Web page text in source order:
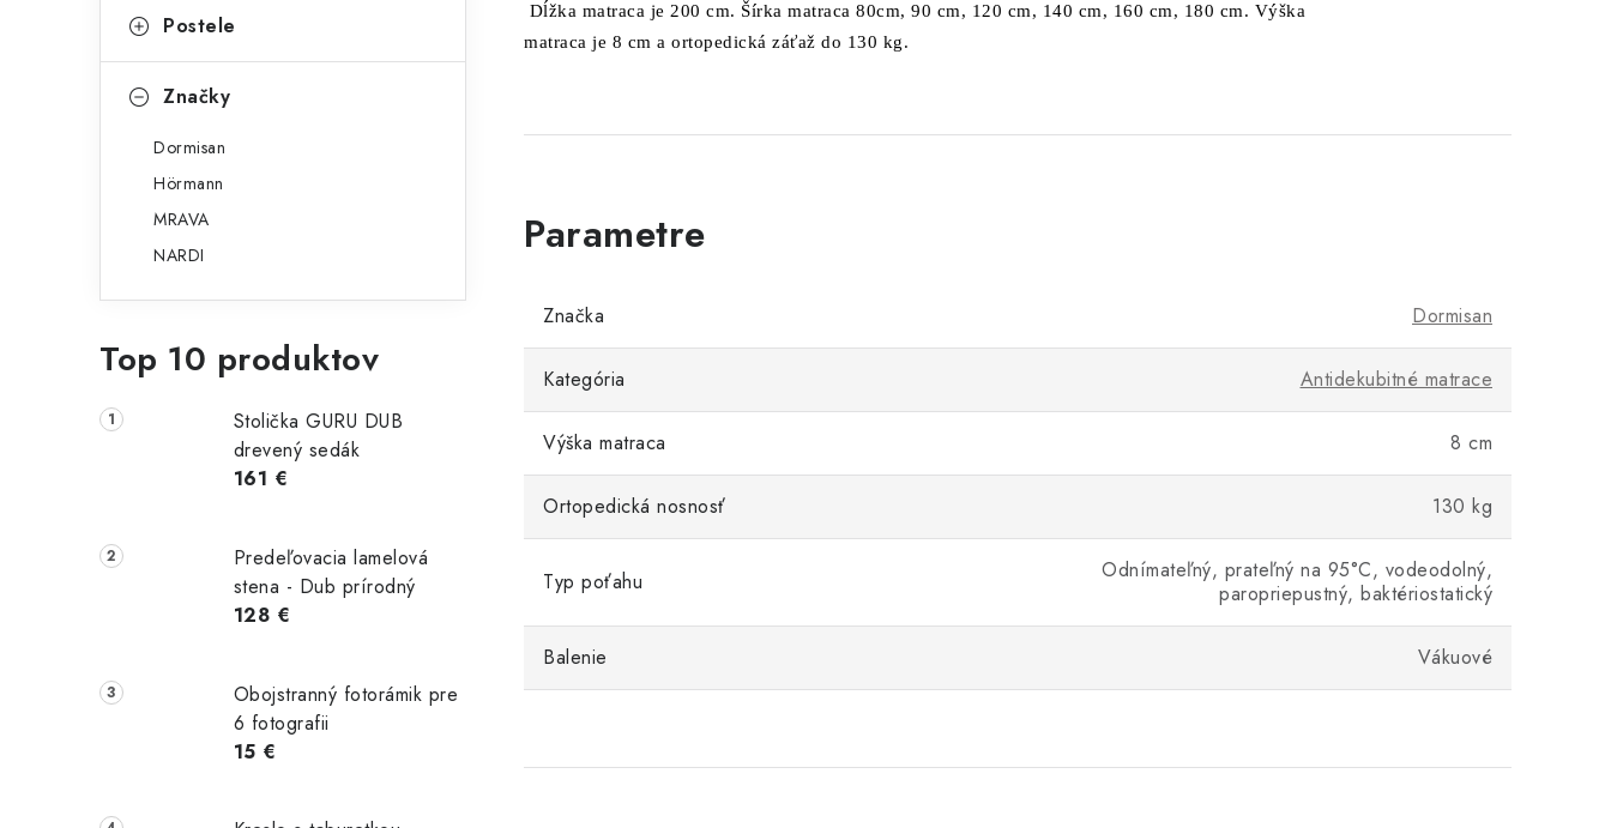
Postele
Značky
Dormisan
Hörmann
MRAVA
NARDI
Top 10 produktov
Stolička GURU DUB
drevený sedák
161 €
Predeľovacia lamelová
stena - Dub prírodný
128 €
Obojstranný fotorámik pre
6 fotografii
15 €
Dĺžka matraca je 200 cm. Šírka matraca 80cm, 90 cm, 120 cm, 140 cm, 160 cm, 180 cm. Výška
matraca je 8 cm a ortopedická záťaž do 130 kg.
Značka Dormisan
Kategória Antidekubitné matrace
Výška matraca 8 cm
Ortopedická nosnosť 130 kg
Typ poťahu
Odnímateľný, prateľný na 95°C, vodeodolný,
paropriepustný, baktériostatický
Balenie Vákuové